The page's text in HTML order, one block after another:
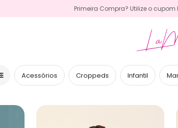
Primeira Compra? Utilize o cupom
Acessórios Croppeds Infantil